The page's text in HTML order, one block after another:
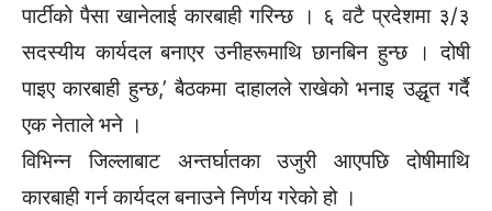
पार्टीको पैसा खानेलाई कारबाही गरिन्छ । ६ वटै प्रदेशमा ३/३
सदस्यीय कार्यदल बनाएर उनीहरूमाथि छानबिन हुन्छ । दोषी
पाइए कारबाही हुन्छ,’ बैठकमा दाहालले राखेको भनाइ उद्धृत गर्दै
एक नेताले भने ।
विभिन्न जिल्लाबाट अन्तर्घातका उजुरी आएपछि दोषीमाथि
कारबाही गर्न कार्यदल बनाउने निर्णय गरेको हो ।